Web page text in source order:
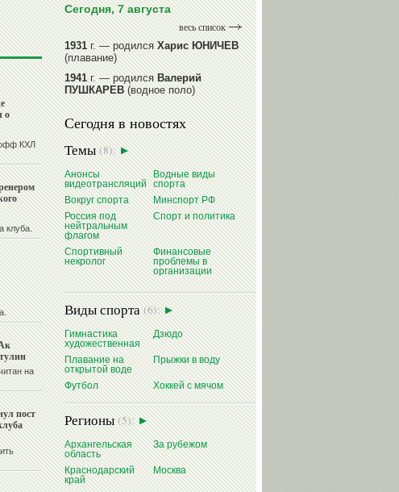
о
офф КХЛ
клуба.
на
пост
Сегодня, 7 августа
весь список
1931г. — родилсяХарис ЮНИЧЕВ
(плавание)
1941г. — родилсяВалерий
ПУШКАРЕВ(водное поло)
1947г. — родилсяВалерий
ИЛЬИНЫХ(гимнастика спортивная)
1954г. — родилсяВалерий
ГАЗЗАЕВ(футбол)
1956г. — родилсяВладимир
РЫБАКОВ(легкая атлетика)
читать далее
Сегодня в новостях
Темы(8):
Анонсы
видеотрансляций
Водные виды
спорта
Вокруг спорта
Минспорт РФ
Россия под
нейтральным
флагом
Спорт и политика
Спортивный
некролог
Финансовые
проблемы в
организации
Виды спорта(6):
Гимнастика
художественная
Дзюдо
Плавание на
открытой воде
Прыжки в воду
Футбол Хоккей с мячом
Регионы(5):
Архангельская
область
За рубежом
Краснодарский
край
Москва